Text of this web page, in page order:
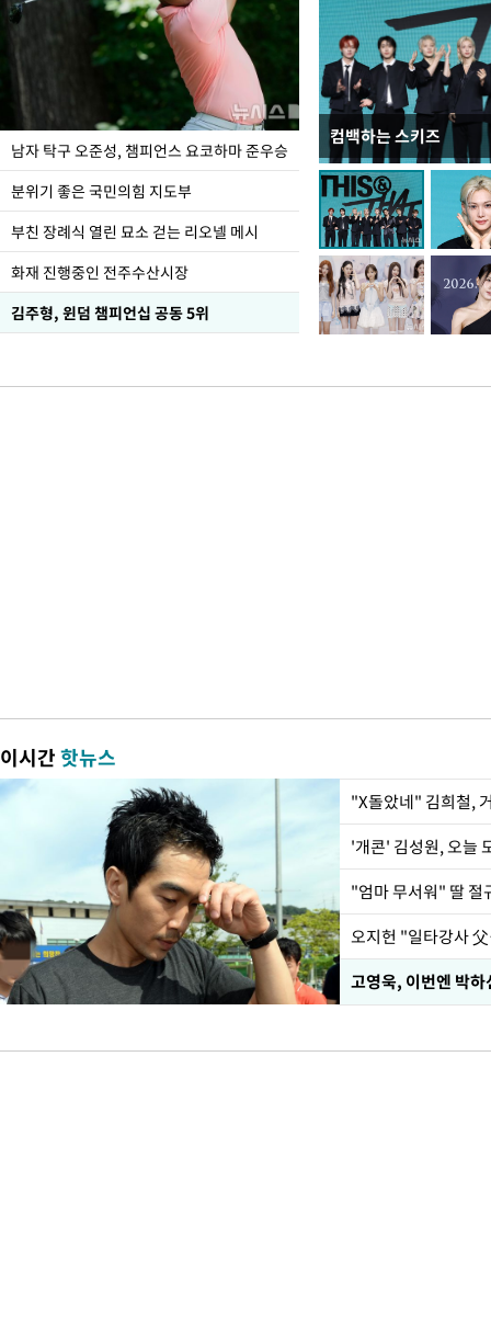
남자 탁구 오준성, 챔피언스 요코하마 준우승
분위기 좋은 국민의힘 지도부
부친 장례식 열린 묘소 걷는 리오넬 메시
화재 진행중인 전주수산시장
김주형, 윈덤 챔피언십 공동 5위
컴백하는 스키즈
한-미, UFS연합연습
이시간핫뉴스
"X돌았네" 김희철,
'개콘' 김성원, 오늘